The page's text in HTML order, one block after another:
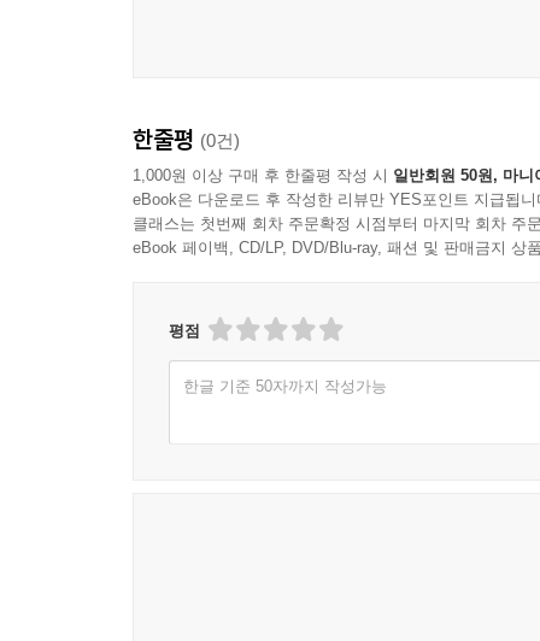
그리움
항상 그 자리
혼자 놀기
꽃을 사는 이유
아름다운 삶
삶의 조각
한줄평 (0건)
1,000원 이상 구매 후 한줄평 작성 시 일반회원 50원, 마니
eBook은 다운로드 후 작성한 리뷰만 YES포인트 지급됩니
클래스는 첫번째 회차 주문확정 시점부터 마지막 회차 주
eBook 페이백, CD/LP, DVD/Blu-ray, 패션 및 판매금지 상
평점
한글 기준 50자까지 작성가능